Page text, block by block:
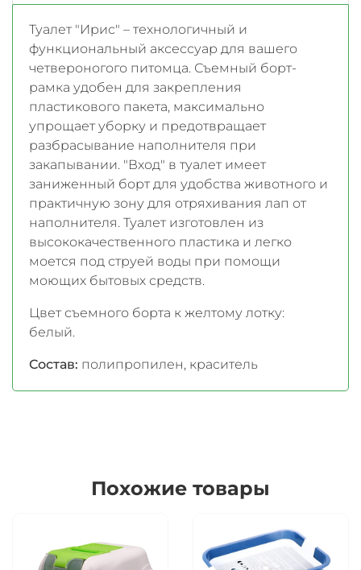
Туалет "Ирис" – технологичный и
функциональный аксессуар для вашего
четвероногого питомца. Съемный борт-
рамка удобен для закрепления
пластикового пакета, максимально
упрощает уборку и предотвращает
разбрасывание наполнителя при
закапывании. "Вход" в туалет имеет
заниженный борт для удобства животного и
практичную зону для отряхивания лап от
наполнителя. Туалет изготовлен из
высококачественного пластика и легко
моется под струей воды при помощи
моющих бытовых средств.
Цвет съемного борта к желтому лотку:
белый.
Состав: полипропилен, краситель
Похожие товары